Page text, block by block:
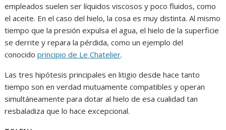
empleados suelen ser líquidos viscosos y poco fluidos, como
el aceite. En el caso del hielo, la cosa es muy distinta. Al mismo
tiempo que la presión expulsa el agua, el hielo de la superficie
se derrite y repara la pérdida, como un ejemplo del
conocidoprincipio de Le Chatelier.
Las tres hipótesis principales en litigio desde hace tanto
tiempo son en verdad mutuamente compatibles y operan
simultáneamente para dotar al hielo de esa cualidad tan
resbaladiza que lo hace excepcional.